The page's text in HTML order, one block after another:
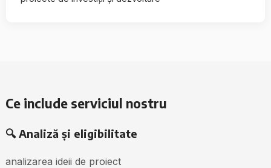
Ce include serviciul nostru
🔍 Analiză și eligibilitate
analizarea ideii de proiect